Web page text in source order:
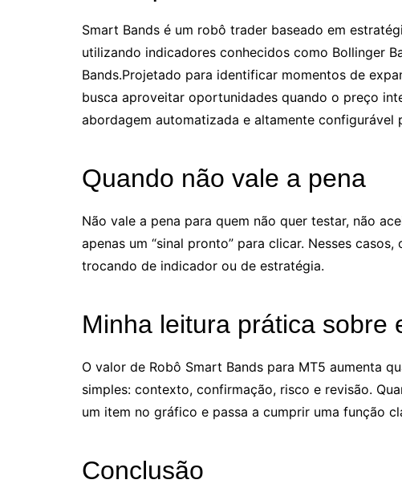
Smart Bands é um robô trader baseado em
utilizando indicadores conhecidos como Bollinger
Bands.Projetado para identificar momentos de
busca aproveitar oportunidades quando o preço
abordagem automatizada e altamente configurável
Quando não vale a pena
Não vale a pena para quem não quer testar, não
apenas um “sinal pronto” para clicar. Nesses
trocando de indicador ou de estratégia.
Minha leitura prática sobre
O valor de Robô Smart Bands para MT5 aumenta
simples: contexto, confirmação, risco e revisão.
um item no gráfico e passa a cumprir uma função
Conclusão